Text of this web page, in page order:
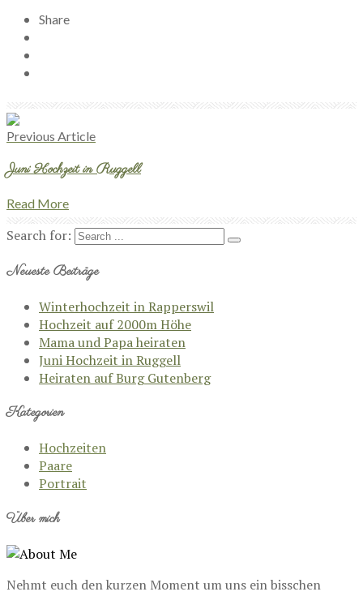
Share
Previous Article
Juni Hochzeit in Ruggell
Read More
Search for:
Neueste Beiträge
Winterhochzeit in Rapperswil
Hochzeit auf 2000m Höhe
Mama und Papa heiraten
Juni Hochzeit in Ruggell
Heiraten auf Burg Gutenberg
Kategorien
Hochzeiten
Paare
Portrait
Über mich
Nehmt euch den kurzen Moment um uns ein bisschen